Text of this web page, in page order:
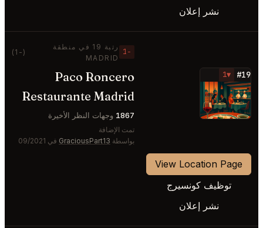
نشر إعلان
#19
▼1
⭐
−1
رتبة 19 في منطقة
MADRID
(-1)
Paco Roncero
Restaurante Madrid
1867 وجهات النظر الأخيرة
تمت الإضافة
بواسطة GraciousPart13 في 09/2021
View Location Page
توظيف كونسيرج
نشر إعلان